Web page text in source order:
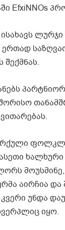
EfxiNNOs
ისახავს
ერთად
ხალხური
მოუსმინე,
აირჩია
უნდა
იყო.